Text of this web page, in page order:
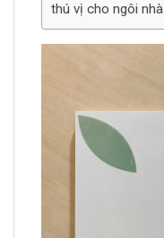
thú vị cho ngôi